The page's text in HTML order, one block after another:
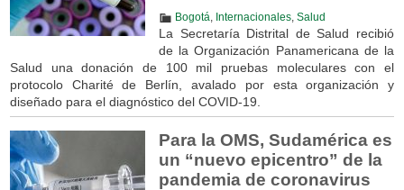
Bogotá Internacionales, Salud
La Secretaría Distrital de Salud recibió
de la Organización Panamericana de la
Salud una donación de 100 mil pruebas moleculares con el
protocolo Charité de Berlín, avalado por esta organización y
diseñado para el diagnóstico del COVID-19.
Para la OMS, Sudamérica es
un “nuevo epicentro” de la
pandemia de coronavirus